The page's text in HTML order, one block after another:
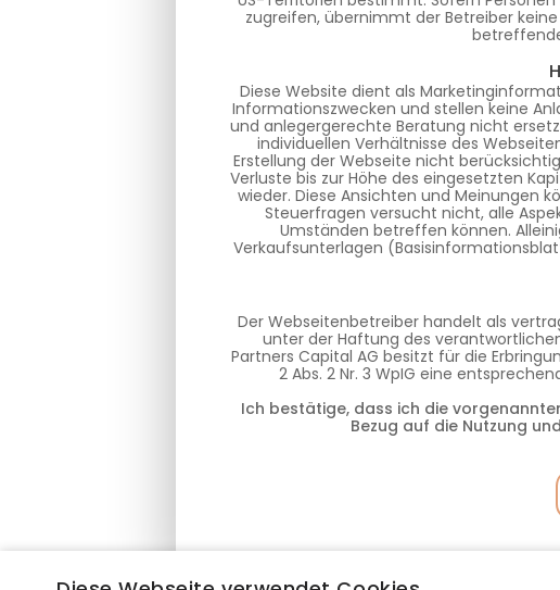
zugreifen, übernimmt der Betreiber
Diese Website dient als
Informationszwecken und stellen keine
und anlegergerechte Beratung nicht
individuellen Verhältnisse des
Erstellung der Webseite nicht
Verluste bis zur Höhe des eingesetzten
wieder. Diese Ansichten und Meinungen
Steuerfragen versucht nicht, alle
Umständen betreffen können.
Verkaufsunterlagen
Der Webseitenbetreiber handelt als
unter der Haftung des
Partners Capital AG besitzt für die
2 Abs. 2 Nr. 3 WpIG eine
Ich bestätige, dass ich die
Bezug auf die Nutzung